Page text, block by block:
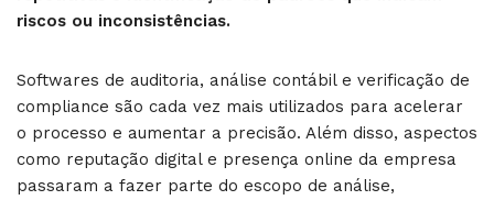
riscos ou inconsistências.
Softwares de auditoria, análise contábil e verificação de
compliance são cada vez mais utilizados para acelerar
o processo e aumentar a precisão. Além disso, aspectos
como reputação digital e presença online da empresa
passaram a fazer parte do escopo de análise,